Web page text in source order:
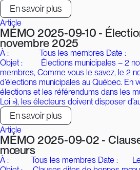
En savoir plus
Article
MÉMO 2025-09-10 -
novembre 2025
À : Tous les membres Date :
Objet : Élections municipales – 2
membres, Comme vous le savez, le 2
d’élections municipales au Québec. En
élections et les référendums dans les
Loi »), les électeurs doivent disposer
En savoir plus
Article
MÉMO 2025-09-02 -
mœurs
À : Tous les membres Date : Le